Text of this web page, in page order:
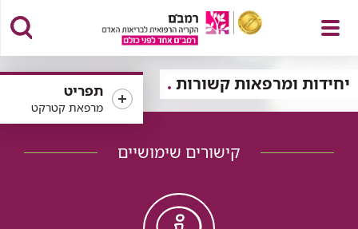
פתח
תפריט
תפריט
מרפאת קטרקט
יחידות ומרפאות קשורות
קישורים שימושיים